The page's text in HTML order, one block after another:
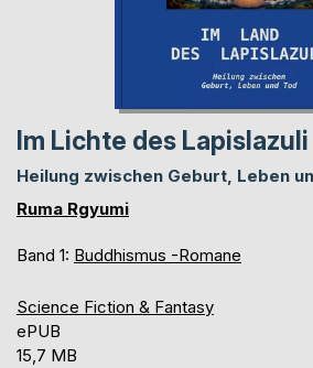
Im Lichte des Lapislazuli
Heilung zwischen Geburt, Leben
Ruma Rgyumi
Band 1: Buddhismus -Romane
Science Fiction & Fantasy
ePUB
15,7 MB